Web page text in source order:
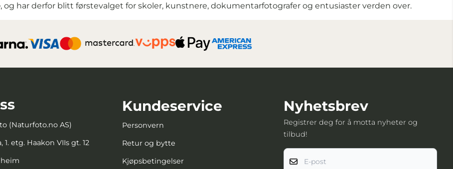
, og har derfor blitt førstevalget for skoler, kunstnere, dokumentarfotografer og entusiaster verden over.
(Naturfoto.no AS)
1. etg. Haakon VIIs gt. 12
Kundeservice
Personvern
Retur og bytte
Kjøpsbetingelser
Nyhetsbrev
Registrer deg for å motta nyheter og
tilbud!
E-post